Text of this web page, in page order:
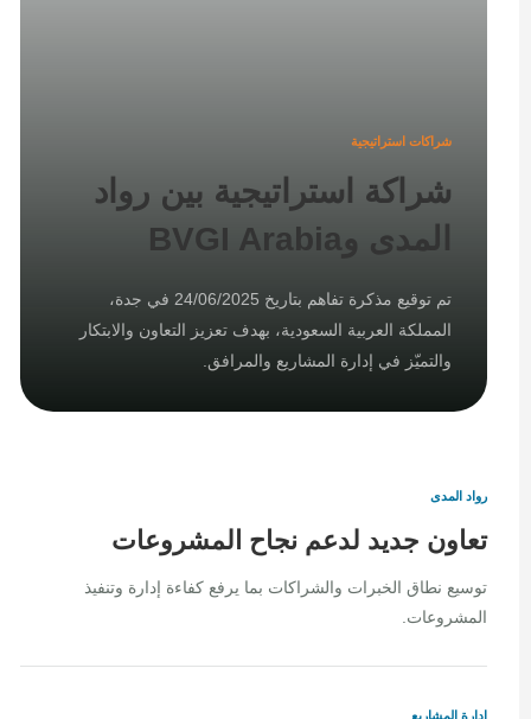
شراكات استراتيجية
شراكة استراتيجية بين رواد
المدى وBVGI Arabia
تم توقيع مذكرة تفاهم بتاريخ 24/06/2025 في جدة،
المملكة العربية السعودية، بهدف تعزيز التعاون والابتكار
والتميّز في إدارة المشاريع والمرافق.
رواد المدى
تعاون جديد لدعم نجاح المشروعات
توسيع نطاق الخبرات والشراكات بما يرفع كفاءة إدارة وتنفيذ
المشروعات.
إدارة المشاريع